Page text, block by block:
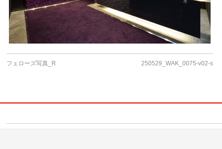
フェローズ写真_R 250529_WAK_0075-v02-s